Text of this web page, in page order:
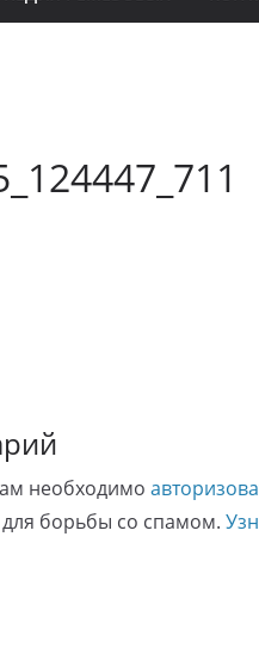
необходимо
для борьбы со спамом.